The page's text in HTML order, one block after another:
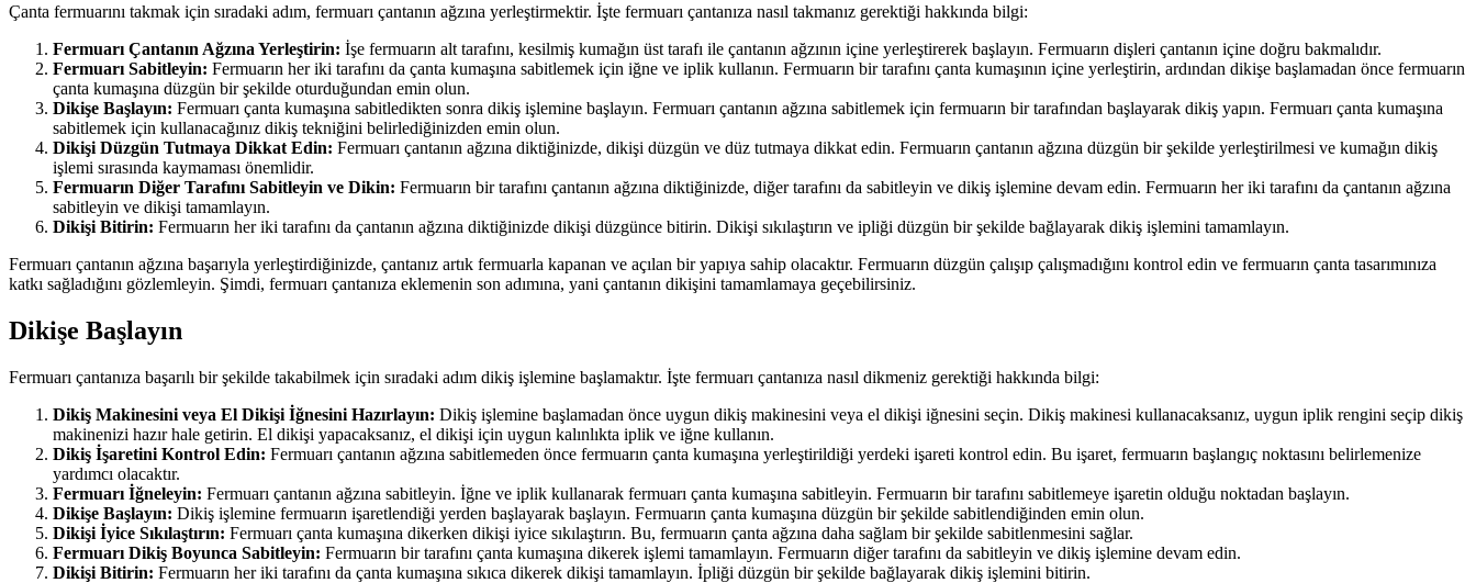
Çanta fermuarını takmak için sıradaki adım, fermuarı çantanın ağzına yerleştirmektir. İşte fermuarı çantanıza nasıl takmanız gerektiği hakkında bilgi:
Fermuarı Çantanın Ağzına Yerleştirin: İşe fermuarın alt tarafını, kesilmiş kumağın üst tarafı ile çantanın ağzının içine yerleştirerek başlayın. Fermuarın dişleri çantanın içine doğru bakmalıdır.
Fermuarı Sabitleyin: Fermuarın her iki tarafını da çanta kumaşına sabitlemek için iğne ve iplik kullanın. Fermuarın bir tarafını çanta kumaşının içine yerleştirin, ardından dikişe başlamadan önce fermuarın
çanta kumaşına düzgün bir şekilde oturduğundan emin olun.
Dikişe Başlayın: Fermuarı çanta kumaşına sabitledikten sonra dikiş işlemine başlayın. Fermuarı çantanın ağzına sabitlemek için fermuarın bir tarafından başlayarak dikiş yapın. Fermuarı çanta kumaşına
sabitlemek için kullanacağınız dikiş tekniğini belirlediğinizden emin olun.
Dikişi Düzgün Tutmaya Dikkat Edin: Fermuarı çantanın ağzına diktiğinizde, dikişi düzgün ve düz tutmaya dikkat edin. Fermuarın çantanın ağzına düzgün bir şekilde yerleştirilmesi ve kumağın dikiş
işlemi sırasında kaymaması önemlidir.
Fermuarın Diğer Tarafını Sabitleyin ve Dikin: Fermuarın bir tarafını çantanın ağzına diktiğinizde, diğer tarafını da sabitleyin ve dikiş işlemine devam edin. Fermuarın her iki tarafını da çantanın ağzına
sabitleyin ve dikişi tamamlayın.
Dikişi Bitirin: Fermuarın her iki tarafını da çantanın ağzına diktiğinizde dikişi düzgünce bitirin. Dikişi sıkılaştırın ve ipliği düzgün bir şekilde bağlayarak dikiş işlemini tamamlayın.
Fermuarı çantanın ağzına başarıyla yerleştirdiğinizde, çantanız artık fermuarla kapanan ve açılan bir yapıya sahip olacaktır. Fermuarın düzgün çalışıp çalışmadığını kontrol edin ve fermuarın çanta tasarımınıza
katkı sağladığını gözlemleyin. Şimdi, fermuarı çantanıza eklemenin son adımına, yani çantanın dikişini tamamlamaya geçebilirsiniz.
Dikişe Başlayın
Fermuarı çantanıza başarılı bir şekilde takabilmek için sıradaki adım dikiş işlemine başlamaktır. İşte fermuarı çantanıza nasıl dikmeniz gerektiği hakkında bilgi:
Dikiş Makinesini veya El Dikişi İğnesini Hazırlayın: Dikiş işlemine başlamadan önce uygun dikiş makinesini veya el dikişi iğnesini seçin. Dikiş makinesi kullanacaksanız, uygun iplik rengini seçip dikiş
makinenizi hazır hale getirin. El dikişi yapacaksanız, el dikişi için uygun kalınlıkta iplik ve iğne kullanın.
Dikiş İşaretini Kontrol Edin: Fermuarı çantanın ağzına sabitlemeden önce fermuarın çanta kumaşına yerleştirildiği yerdeki işareti kontrol edin. Bu işaret, fermuarın başlangıç noktasını belirlemenize
yardımcı olacaktır.
Fermuarı İğneleyin: Fermuarı çantanın ağzına sabitleyin. İğne ve iplik kullanarak fermuarı çanta kumaşına sabitleyin. Fermuarın bir tarafını sabitlemeye işaretin olduğu noktadan başlayın.
Dikişe Başlayın: Dikiş işlemine fermuarın işaretlendiği yerden başlayarak başlayın. Fermuarın çanta kumaşına düzgün bir şekilde sabitlendiğinden emin olun.
Dikişi İyice Sıkılaştırın: Fermuarı çanta kumaşına dikerken dikişi iyice sıkılaştırın. Bu, fermuarın çanta ağzına daha sağlam bir şekilde sabitlenmesini sağlar.
Fermuarı Dikiş Boyunca Sabitleyin: Fermuarın bir tarafını çanta kumaşına dikerek işlemi tamamlayın. Fermuarın diğer tarafını da sabitleyin ve dikiş işlemine devam edin.
Dikişi Bitirin: Fermuarın her iki tarafını da çanta kumaşına sıkıca dikerek dikişi tamamlayın. İpliği düzgün bir şekilde bağlayarak dikiş işlemini bitirin.